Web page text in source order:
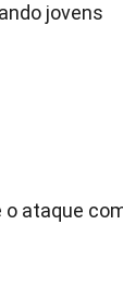
jovens
o ataque